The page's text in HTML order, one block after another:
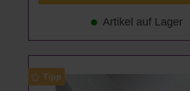
Artikel auf Lager
Tipp